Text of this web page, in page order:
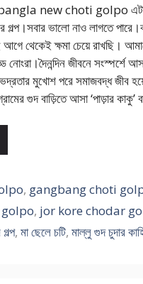
bangla new choti golpo
ভালো নাও লাগতে
থেকেই ক্ষমা চেয়ে রাখছি।
নোংরা।দৈনন্দিন জীবনে সংস্পর্শে
মুখোশ পরে সমাজবদ্ধ জীব
গুদ বাড়িতে আসা ‘পাড়ার কাকু’
, gangbang choti
, jor kore chodar
, মা ছেলে চটি, মাল্লু গুদ চুদার